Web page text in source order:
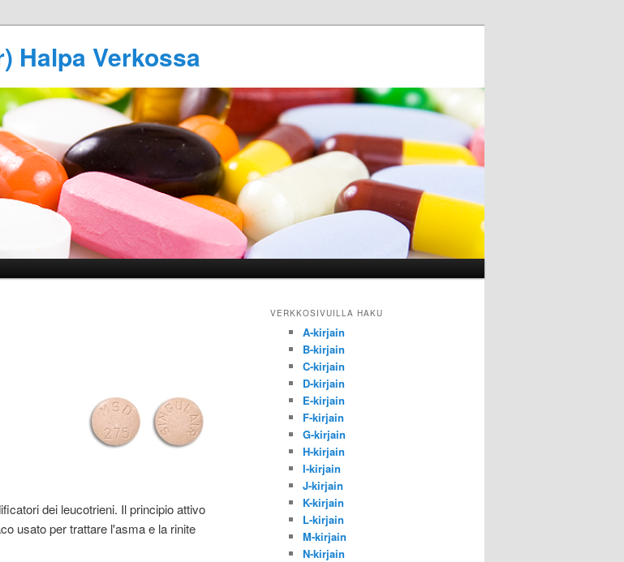
Halpa Verkossa
dei leucotrieni. Il principio attivo
usato per trattare l'asma e la rinite
VERKKOSIVUILLA HAKU
A-kirjain
B-kirjain
C-kirjain
D-kirjain
E-kirjain
F-kirjain
G-kirjain
H-kirjain
I-kirjain
J-kirjain
K-kirjain
L-kirjain
M-kirjain
N-kirjain